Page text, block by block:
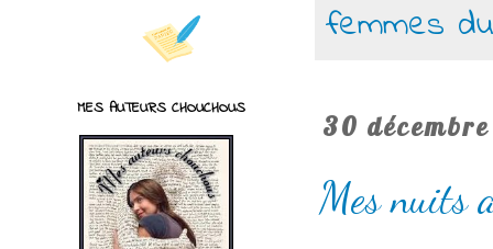
femmes
30
Mes nuits
MES AUTEURS CHOUCHOUS